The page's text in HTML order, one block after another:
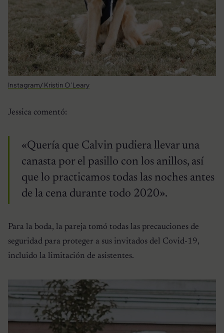
Instagram/ Kristin O’Leary
Jessica comentó:
«Quería que Calvin pudiera llevar una
canasta por el pasillo con los anillos, así
que lo practicamos todas las noches antes
de la cena durante todo 2020».
Para la boda, la pareja tomó todas las precauciones de
seguridad para proteger a sus invitados del Covid-19,
incluido la limitación de asistentes.